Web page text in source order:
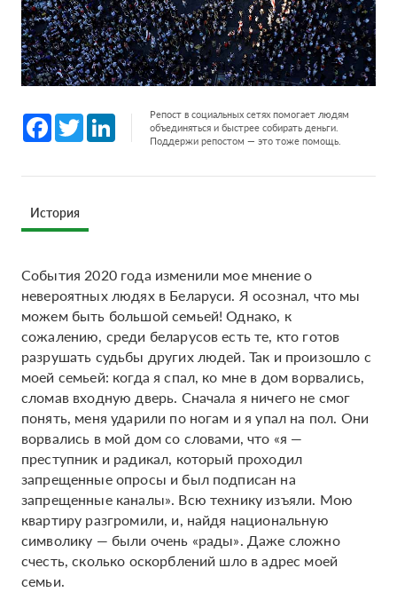
Facebook
Twitter LinkedInРепост в социальных сетях помогает людям
объединяться и быстрее собирать деньги.
Поддержи репостом — это тоже помощь.
История
События 2020 года изменили мое мнение о
невероятных людях в Беларуси. Я осознал, что мы
можем быть большой семьей! Однако, к
сожалению, среди беларусов есть те, кто готов
разрушать судьбы других людей. Так и произошло с
моей семьей: когда я спал, ко мне в дом ворвались,
сломав входную дверь. Сначала я ничего не смог
понять, меня ударили по ногам и я упал на пол. Они
ворвались в мой дом со словами, что «я —
преступник и радикал, который проходил
запрещенные опросы и был подписан на
запрещенные каналы». Всю технику изъяли. Мою
квартиру разгромили, и, найдя национальную
символику — были очень «рады». Даже сложно
счесть, сколько оскорблений шло в адрес моей
семьи.